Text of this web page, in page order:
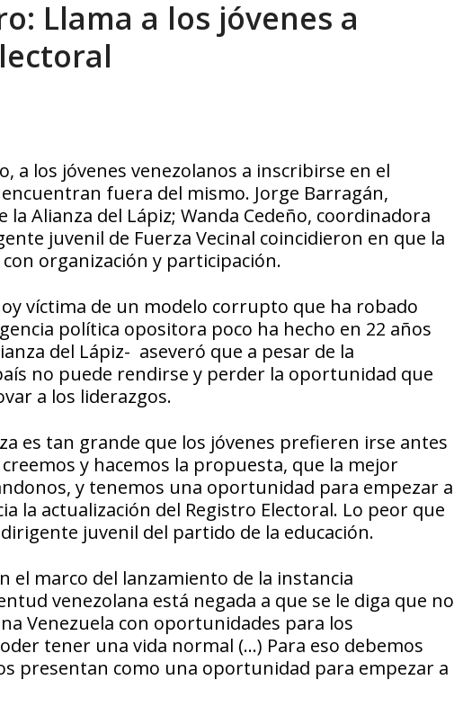
en Venezuela tras finalizar su mis... AGOSTO 9, 2026
Llama a los jóvenes a
a los jóvenes venezolanos a inscribirse en el
fuera del mismo. Jorge Barragán,
Alianza del Lápiz; Wanda Cedeño, coordinadora
juvenil de Fuerza Vecinal coincidieron en que la
organización y participación.
víctima de un modelo corrupto que ha robado
política opositora poco ha hecho en 22 años
del Lápiz- aseveró que a pesar de la
no puede rendirse y perder la oportunidad que
a los liderazgos.
es tan grande que los jóvenes prefieren irse antes
y hacemos la propuesta, que la mejor
y tenemos una oportunidad para empezar a
la actualización del Registro Electoral. Lo peor que
juvenil del partido de la educación.
el marco del lanzamiento de la instancia
venezolana está negada a que se le diga que no
Venezuela con oportunidades para los
tener una vida normal (…) Para eso debemos
presentan como una oportunidad para empezar a